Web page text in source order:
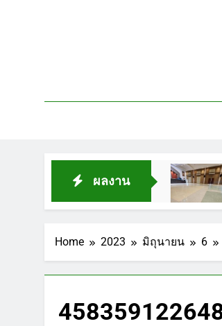
ผลงาน
ไลน์ WCS1 บทความ :
1 ปี Ago
Home 2023 มิถุนายน 6